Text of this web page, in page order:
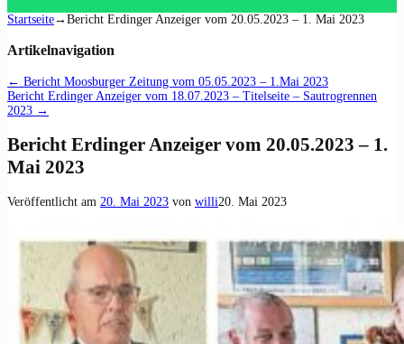
Startseite→ Bericht Erdinger Anzeiger vom 20.05.2023 – 1. Mai 2023
Artikelnavigation
← Bericht Moosburger Zeitung vom 05.05.2023 – 1.Mai 2023
Bericht Erdinger Anzeiger vom 18.07.2023 – Titelseite – Sautrogrennen
2023 →
Bericht Erdinger Anzeiger vom 20.05.2023 – 1.
Mai 2023
Veröffentlicht am 20. Mai 2023 von willi20. Mai 2023